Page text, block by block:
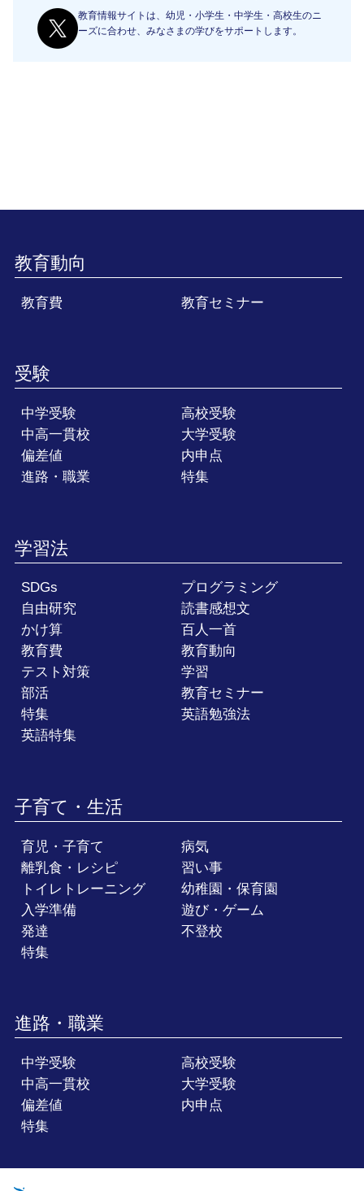
教育情報サイトは、幼児・小学生・中学生・高校生のニ
ーズに合わせ、みなさまの学びをサポートします。
教育動向
教育費 教育セミナー
受験
中学受験
高校受験
中高一貫校
大学受験
偏差値
内申点
進路・職業
特集
学習法
SDGs
プログラミング
自由研究
読書感想文
かけ算
百人一首
教育費
教育動向
テスト対策
学習
部活
教育セミナー
特集
英語勉強法
英語特集
子育て・生活
育児・子育て
病気
離乳食・レシピ
習い事
トイレトレーニング
幼稚園・保育園
入学準備
遊び・ゲーム
発達
不登校
特集
進路・職業
中学受験
高校受験
中高一貫校
大学受験
偏差値
内申点
特集